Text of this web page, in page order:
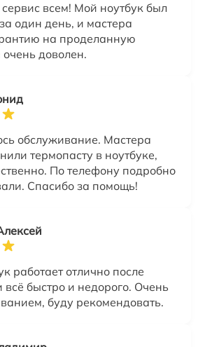
всем! Мой ноутбук был
один день, и мастера
на проделанную
очень доволен.
обслуживание. Мастера
термопасту в ноутбуке,
По телефону подробно
Спасибо за помощь!
работает отлично после
всё быстро и недорого. Очень
буду рекомендовать.